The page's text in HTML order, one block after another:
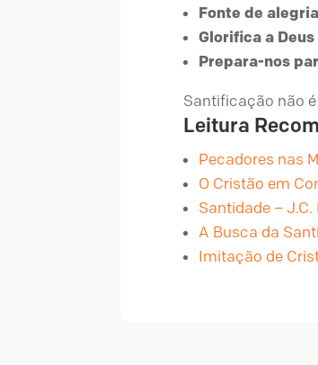
Fonte de
Glorifica a Deus
Prepara-nos
Santificação não
Leitura
Pecadores nas
O Cristão em
Santidade – J.C.
A Busca da
Imitação de